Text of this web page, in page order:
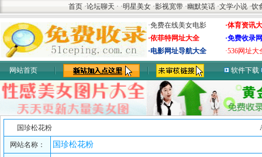
首页 ·论坛聊天 · ·明星美女 ·影视宽带 ·幽默笑话 ·文学小说 ·饮
·免费在线美女电影
·体育资讯
·依菲特网址大全
·免费收录
·电影网址导航大全
·536网址大
网站首页 软件下载
国珍松花粉
网站名称： 国珍松花粉